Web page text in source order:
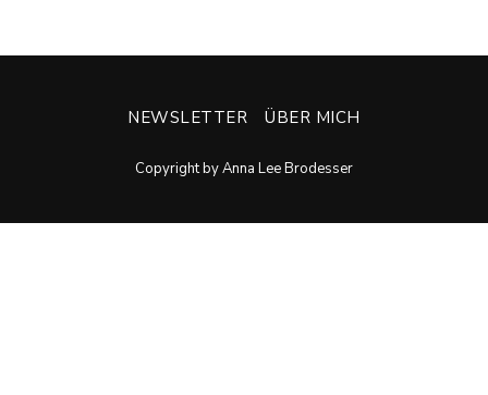
NEWSLETTER ÜBER MICH
Copyright by Anna Lee Brodesser